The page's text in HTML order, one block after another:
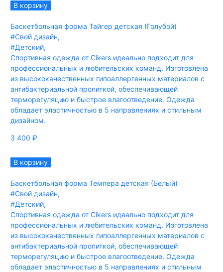
В корзину
Баскетбольная форма Тайгер детская (Голубой)
#Свой дизайн,
#Детский,
Спортивная одежда от Cikers идеально подходит для
профессиональных и любительских команд. Изготовлена
из высококачественных гипоаллергенных материалов с
антибактериальной пропиткой, обеспечивающей
терморегуляцию и быстрое влагоотведение. Одежда
обладает эластичностью в 5 направлениях и стильным
дизайном.
3 400 ₽
В корзину
Баскетбольная форма Темпера детская (Белый)
#Свой дизайн,
#Детский,
Спортивная одежда от Cikers идеально подходит для
профессиональных и любительских команд. Изготовлена
из высококачественных гипоаллергенных материалов с
антибактериальной пропиткой, обеспечивающей
терморегуляцию и быстрое влагоотведение. Одежда
обладает эластичностью в 5 направлениях и стильным